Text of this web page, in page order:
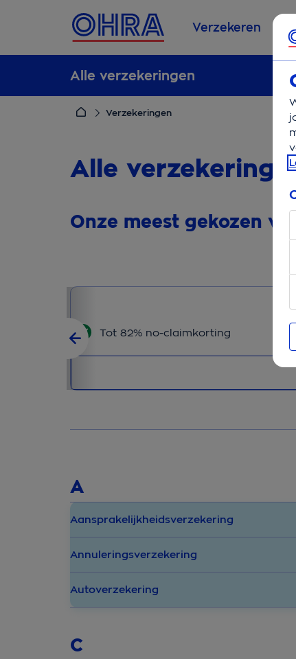
Verzekeren
Alle verzekeringen
Verzekeringen
Alle
Onze meest gekozen
Tot 82% no-claimkorting
A
Aansprakelijkheidsverzekering
Annuleringsverzekering
Autoverzekering
C